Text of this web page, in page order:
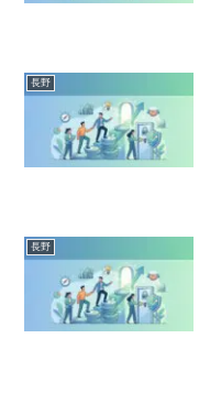
長野
長野